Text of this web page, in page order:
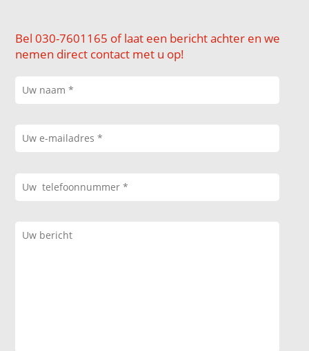
Bel 030-7601165 of laat een bericht achter en we
nemen direct contact met u op!